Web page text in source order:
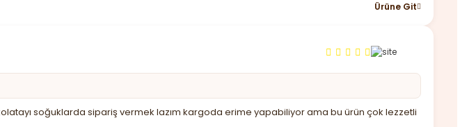
Ürüne Git
soğuklarda sipariş vermek lazım kargoda erime yapabiliyor ama bu ürün çok lezzetli